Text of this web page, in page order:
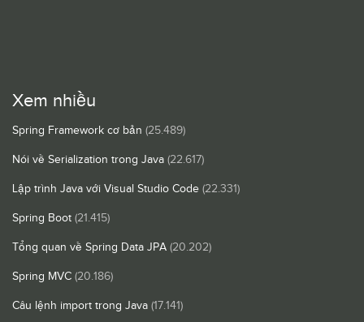
Xem nhiều
Spring Framework cơ bản (25.489)
Nói về Serialization trong Java (22.617)
Lập trình Java với Visual Studio Code (22.331)
Spring Boot (21.415)
Tổng quan về Spring Data JPA (20.202)
Spring MVC (20.186)
Câu lệnh import trong Java (17.141)